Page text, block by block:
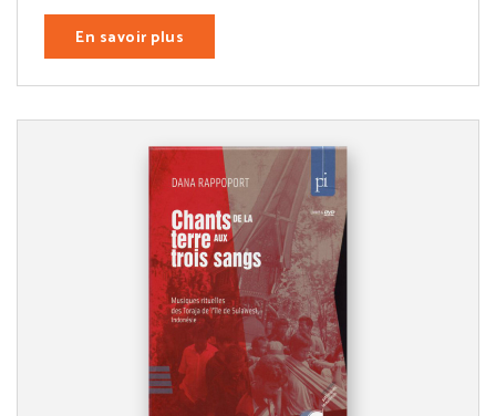
En savoir plus